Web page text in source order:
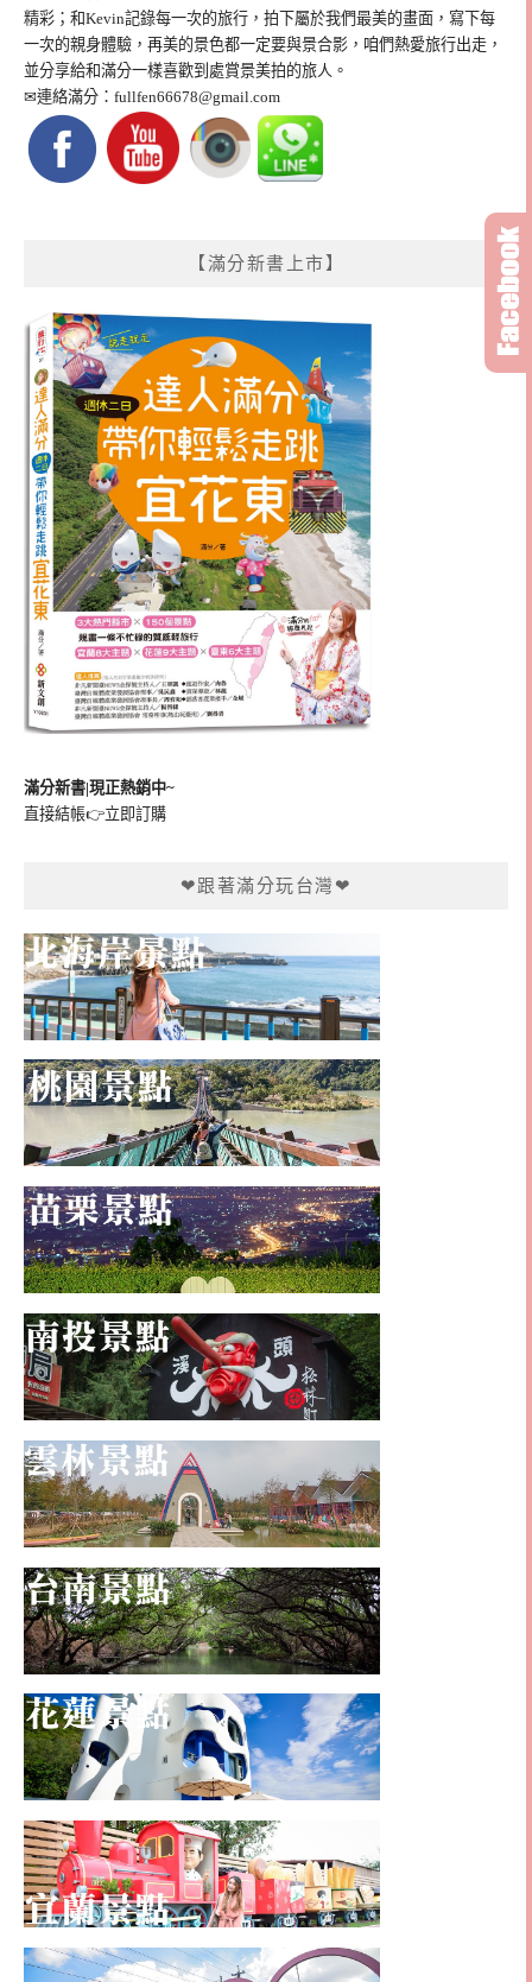
精彩；和Kevin記錄每一次的旅行，拍下屬於我們最美的畫面，寫下每
一次的親身體驗，再美的景色都一定要與景合影，咱們熱愛旅行出走，
並分享給和滿分一樣喜歡到處賞景美拍的旅人。
✉連絡滿分： fullfen66678@gmail.com
【滿分新書上市】
滿分新書|現正熱銷中~
直接結帳👉立即訂購
❤跟著滿分玩台灣❤